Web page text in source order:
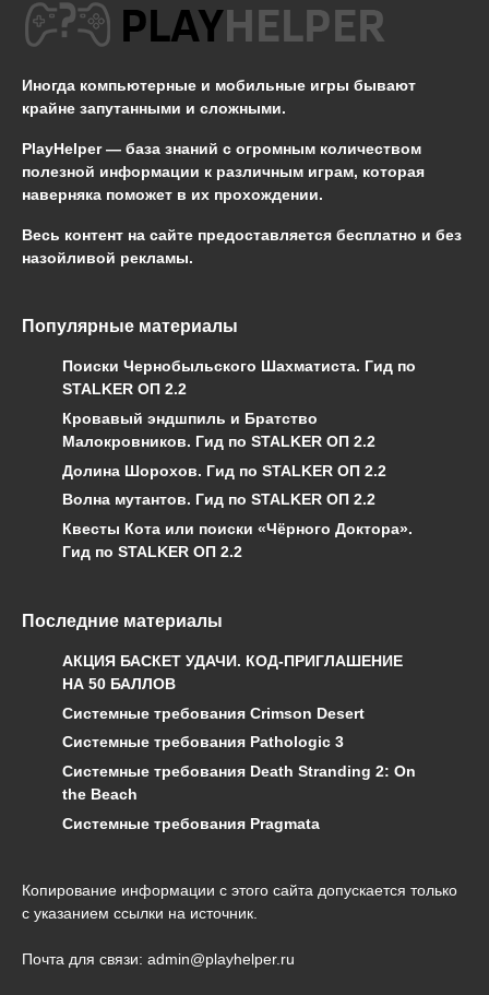
Иногда компьютерные и мобильные игры бывают
крайне запутанными и сложными.
PlayHelper — база знаний с огромным количеством
полезной информации к различным играм, которая
наверняка поможет в их прохождении.
Весь контент на сайте предоставляется бесплатно и без
назойливой рекламы.
Популярные материалы
Поиски Чернобыльского Шахматиста. Гид по
STALKER ОП 2.2
Кровавый эндшпиль и Братство
Малокровников. Гид по STALKER ОП 2.2
Долина Шорохов. Гид по STALKER ОП 2.2
Волна мутантов. Гид по STALKER ОП 2.2
Квесты Кота или поиски «Чёрного Доктора».
Гид по STALKER ОП 2.2
Последние материалы
АКЦИЯ БАСКЕТ УДАЧИ. КОД-ПРИГЛАШЕНИЕ
НА 50 БАЛЛОВ
Системные требования Crimson Desert
Системные требования Pathologic 3
Системные требования Death Stranding 2: On
the Beach
Системные требования Pragmata
Копирование информации с этого сайта допускается только
с указанием ссылки на источник.
Почта для связи: admin@playhelper.ru